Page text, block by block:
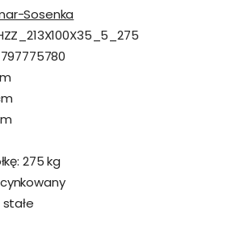
Sosenka
275 kg
stałe